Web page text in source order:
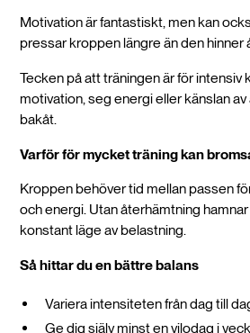
Motivation är fantastiskt, men kan
pressar kroppen längre än den hinner
Tecken på att träningen är för intensiv
motivation, seg energi eller känslan
bakåt.
Varför för mycket träning kan
Kroppen behöver tid mellan passen
och energi. Utan återhämtning
konstant läge av belastning.
Så hittar du en bättre balans
Variera intensiteten från dag till
Ge dig själv minst en vilodag i